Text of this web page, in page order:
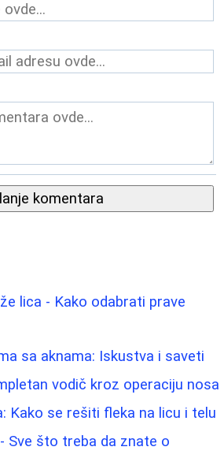
komentara
lica - Kako odabrati prave
sa aknama: Iskustva i saveti
vodič kroz operaciju nosa
Kako se rešiti fleka na licu i telu
Sve što treba da znate o